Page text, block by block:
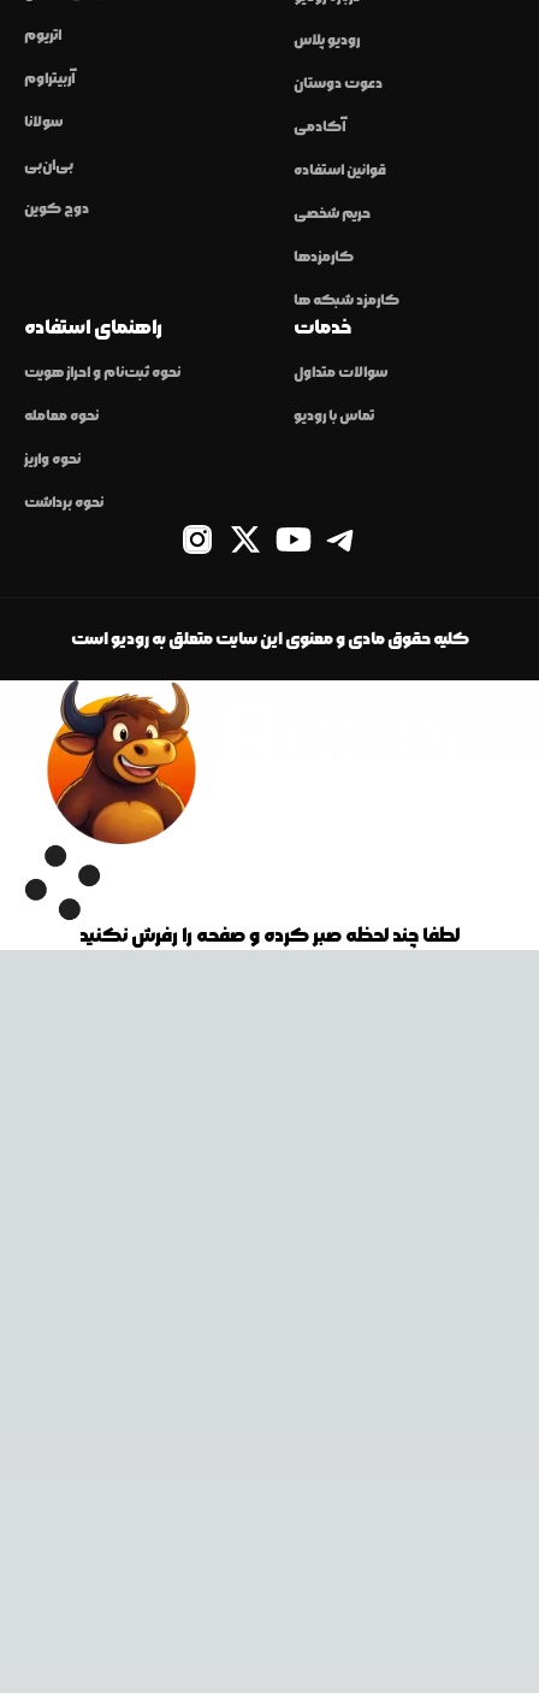
اتریوم
آربیتراوم
سولانا
بی‌ان‌بی
دوج کوین
رودیو پلاس
دعوت دوستان
آکادمی
قوانین استفاده
حریم شخصی
کارمزدها
کارمزد شبکه ها
راهنمای استفاده
نحوه ثبت‌نام و احراز هویت
نحوه معامله
نحوه واریز
نحوه برداشت
خدمات
سوالات متداول
تماس با رودیو
کلیه حقوق مادی و معنوی این سایت متعلق به رودیو است
لطفا چند لحظه صبر کرده و صفحه را رفرش نکنید